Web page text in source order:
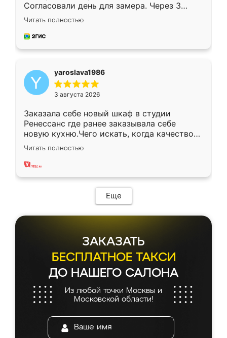
Согласовали день для замера. Через 3
недели кухня была уже готова. Остались
довольны работой. Спасибо Ренессанс
мебель за качественную работу!
Читать полностью
yaroslava1986
3 августа 2026
Заказала себе новый шкаф в студии
Ренессанс где ранее заказывала себе
новую кухню.Чего искать, когда качеством
вполне довольна. Служит кухня уже почти
два года, нареканий нет.
Читать полностью
Еще
ЗАКАЗАТЬ
БЕСПЛАТНОЕ ТАКСИ
ДО НАШЕГО САЛОНА
Из любой точки Москвы и
Московской области!